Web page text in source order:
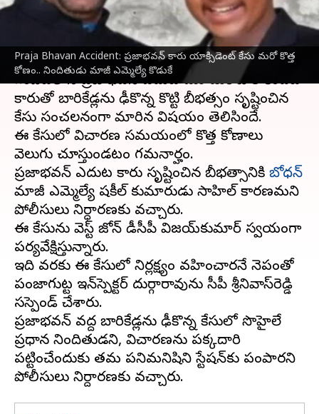
Praja Bhavan Accident: ప్రజాభవన్‌ కారు యాక్సిడెంట్ కేసు మరో కొత్త
కోణం.. నిందితుడు మాజీ ఎమ్మెల్యే కొడుకే
Dec 27, 2023 11:41 am
ఈ వార్తాకథనం ఏంటి
బేగంపేటలోని ప్రజాభవన్‌ ఎదుట మూడురోజుల కిందట
కారుతో బారికేడ్లను ఢీకొన్న కొట్టి బీభత్సం సృష్టించిన
కేసు సంచలనంగా మారిన విషయం తెలిసిందే.
ఈ కేసులో విచారణ సమయంలో కొత్త కోణాలు
వెలుగు చూస్తుండటం గమనార్హం.
ప్రజాభవన్‌ ఎదుట కారు సృష్టించిన బీభత్సానికి బోధన్‌
మాజీ ఎమ్మెల్యే షకీల్‌ కుమారుడు సాహిల్‌ కారణమని
పోలీసులు నిర్ధారణకు వచ్చారు.
ఈ కేసును వెస్ట్ జోన్ డీసీపీ విజయ్‌కుమార్‌ స్వయంగా
పర్యవేక్షిస్తున్నారు.
ఇది వరకు ఈ కేసులో నిర్లక్ష్యం వహించారనే నెపంతో
పంజాగుట్ట ఇన్‌స్పెక్టర్‌ దుర్గారావును సీపీ శ్రీనివాస్‌రెడ్డి
సస్పెండ్ చేశారు.
ప్రజాభవన్‌ వద్ద బారికేడ్లను ఢీకొన్న కేసులో సొహైలే
ప్రధాన నిందితుడని, విచారణను పక్కదారి
పట్టించేందుకు తమ పనిమనిషిని స్టేషన్‌కు పంపారని